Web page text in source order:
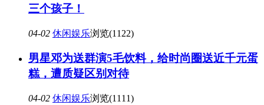
三个孩子！
04-02 休闲娱乐浏览(1122)
男星邓为送群演5毛饮料，给时尚圈送近千元蛋
糕，遭质疑区别对待
04-02 休闲娱乐浏览(1111)